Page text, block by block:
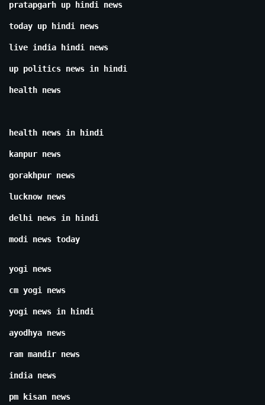
pratapgarh up hindi news
today up hindi news
live india hindi news
up politics news in hindi
health news
health news in hindi
kanpur news
gorakhpur news
lucknow news
delhi news in hindi
modi news today
yogi news
cm yogi news
yogi news in hindi
ayodhya news
ram mandir news
india news
pm kisan news